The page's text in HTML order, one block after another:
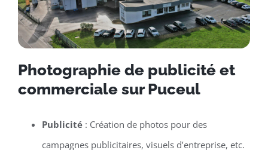
Photographie de publicité et
commerciale sur Puceul
Publicité: Création de photos pour des
campagnes publicitaires, visuels d’entreprise, etc.